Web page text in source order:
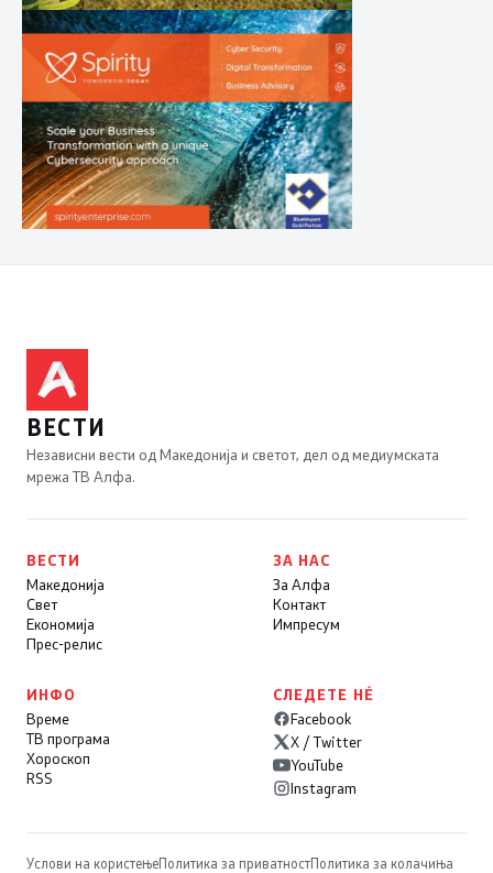
ВЕСТИ
Независни вести од Македонија и светот, дел од медиумската
мрежа ТВ Алфа.
ВЕСТИ
Македонија
Свет
Економија
Прес-релис
ЗА НАС
За Алфа
Контакт
Импресум
ИНФО
Време
ТВ програма
Хороскоп
RSS
СЛЕДЕТЕ НÉ
Facebook
X / Twitter
YouTube
Instagram
Услови на користењеПолитика за приватностПолитика за колачиња